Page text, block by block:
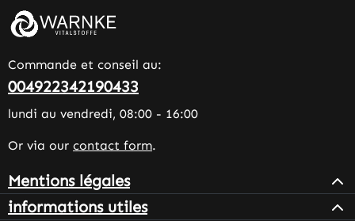
Commande et conseil au:
004922342190433
lundi au vendredi, 08:00 - 16:00
Or via our contact form.
Mentions légales
informations utiles